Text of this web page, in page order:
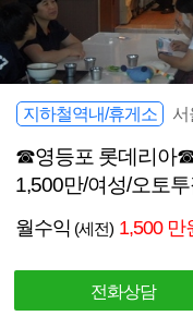
지하철역내/휴게소 서
☎영등포 롯데리아☎
1,500만/여성/오토
월수익 (세전) 1,500 만
전화상담